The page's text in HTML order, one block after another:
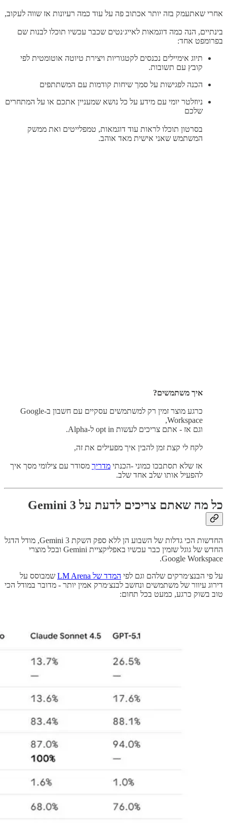
אחרי שאתעמק בזה יותר אכתוב פה על עוד כמה רעיונות אז שווה לעקוב,
בינתיים, הנה כמה דוגמאות לאייג׳נטים שכבר עכשיו תוכלו לבנות שם
בפרומפט אחד:
תיוג אימיילים נכנסים לקטגוריות ויצירת טיוטה אוטומטית לפי
קובץ עם תשובות.
הכנה לפגישות על סמך שיחות קודמות עם המשתתפים
ניוזלטר יומי עם מידע על כל נושא שמעניין אתכם או על המתחרים
שלכם
בסרטון תוכלו לראות עוד דוגמאות, טמפלייטים ואת ממשק
המשתמש שאני אישית מאד אוהב.
איך משתמשים?
כרגע מוצר זמין רק למשתמשים עסקיים עם חשבון ב-Google
Workspace,
וגם אז - אתם צריכים לעשות opt in ל-Alpha.
לקח לי קצת זמן להבין איך מפעילים את זה,
אז שלא תסתבכו כמוני -הכנתי מדריך מסודר עם צילומי מסך איך
להפעיל אותו שלב אחד שלב.
כל מה שאתם צריכים לדעת על Gemini 3
החדשות הכי גדלות של השבוע הן ללא ספק השקת Gemini 3, מודל הדגל
החדש של גוגל שזמין כבר עכשיו באפליקציית Gemini ובכל מוצרי
Google Workspace.
על פי הבנצ׳מרקים שלהם וגם לפי המדד של LM Arena
שמבוסס על
דירוג עיוור של משתמשים ונחשב לבנצ׳מרק אמין יותר - מדובר במודל הכי
טוב בשוק כרגע, כמעט בכל תחום: